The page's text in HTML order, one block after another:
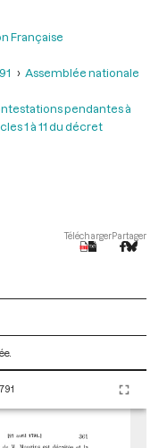
Française
Assemblée nationale
pendantes à
1 à 11 du décret
TéléchargerPartager